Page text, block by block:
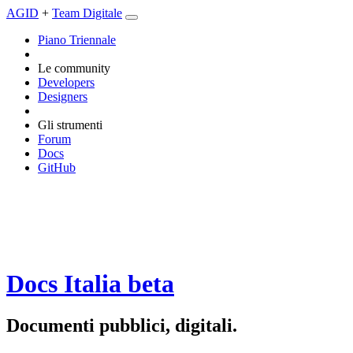
AGID + Team Digitale
Piano Triennale
Le community
Developers
Designers
Gli strumenti
Forum
Docs
GitHub
Docs Italia beta
Documenti pubblici, digitali.